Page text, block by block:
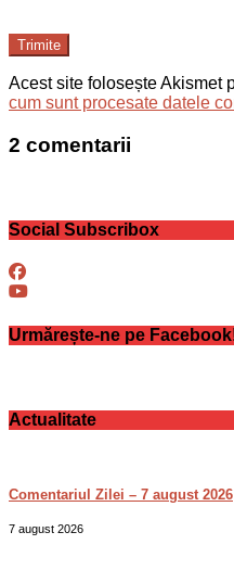
Trimite
Acest site folosește Akismet
cum sunt procesate datele
2 comentarii
Social Subscribox
Urmărește-ne pe
Actualitate
Comentariul Zilei – 7 august 2026
7 august 2026